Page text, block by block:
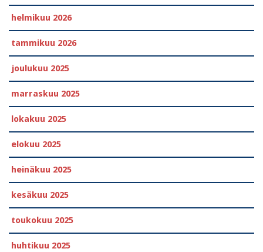
helmikuu 2026
tammikuu 2026
joulukuu 2025
marraskuu 2025
lokakuu 2025
elokuu 2025
heinäkuu 2025
kesäkuu 2025
toukokuu 2025
huhtikuu 2025